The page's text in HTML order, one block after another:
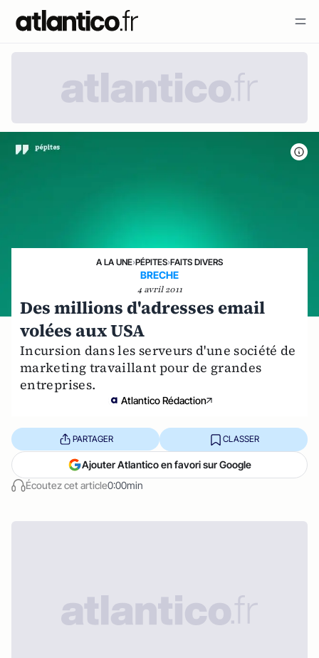
A LA UNE›PÉPITES›FAITS DIVERS
BRECHE
4 avril 2011
Des millions d'adresses email
volées aux USA
Incursion dans les serveurs d'une société de
marketing travaillant pour de grandes
entreprises.
Atlantico Rédaction
Écoutez cet article0:00min
PARTAGER CLASSER
Ajouter Atlantico en favori sur Google